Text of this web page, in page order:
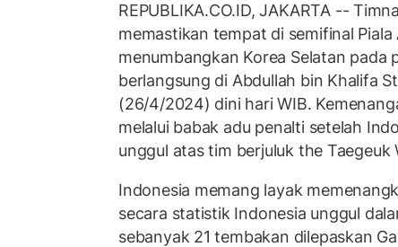
REPUBLIKA.CO.ID, JAKARTA --
memastikan tempat di semifinal
menumbangkan Korea Selatan pada
berlangsung di Abdullah bin Khalifa
(26/4/2024) dini hari WIB.
melalui babak adu penalti setelah
unggul atas tim berjuluk the Taegeuk
Indonesia memang layak
secara statistik Indonesia unggul
sebanyak 21 tembakan dilepaskan